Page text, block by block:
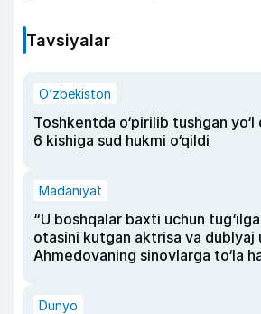
Tavsiyalar
O‘zbekiston
Toshkentda o‘pirilib tushgan yo‘l
6 kishiga sud hukmi o‘qildi
Madaniyat
“U boshqalar baxti uchun
otasini kutgan aktrisa va dublyaj
Ahmedovaning sinovlarga to‘la
Dunyo